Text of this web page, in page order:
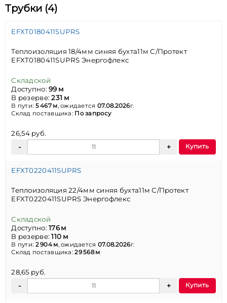
Трубки (4)
EFXT0180411SUPRS
Теплоизоляция 18/4мм синяя бухта11м С/Протект
EFXT0180411SUPRS Энергофлекс
Складской
Доступно:99 м
В резерве:231 м
В пути: 5 467 м, ожидается 07.08.2026г.
Склад поставщика: По запросу
26,54 руб.
Купить
EFXT0220411SUPRS
Теплоизоляция 22/4мм синяя бухта11м С/Протект
EFXT0220411SUPRS Энергофлекс
Складской
Доступно:176 м
В резерве:110 м
В пути: 2 904 м, ожидается 07.08.2026г.
Склад поставщика:29 568 м
28,65 руб.
Купить